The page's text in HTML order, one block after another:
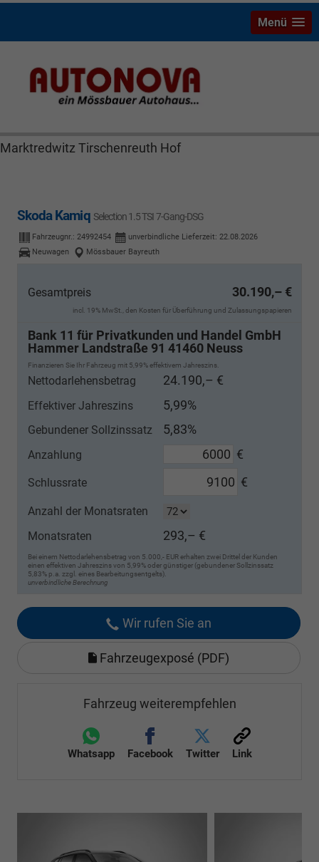
Skoda Kamiq Bayreuth Nützel Mössbauer Autonova
Brucker Räthel MGS Autohaus günstig Finanzierung
Marktredwitz Tirschenreuth Hof
Menü
Skoda Kamiq Selection 1.5 TSI 7-Gang-DSG
Fahrzeugnr.: 24992454 unverbindliche Lieferzeit: 22.08.2026
Neuwagen
Mössbauer Bayreuth
Gesamtpreis 30.190,– €
incl. 19% MwSt., den Kosten für Überführung und Zulassungspapieren
Bank 11 für Privatkunden und Handel GmbH
Hammer Landstraße 91 41460 Neuss
Finanzieren Sie Ihr Fahrzeug mit 5,99% effektivem Jahreszins.
Nettodarlehensbetrag 24.190,– €
Effektiver Jahreszins 5,99%
Gebundener Sollzinssatz 5,83%
Anzahlung €
Schlussrate €
Anzahl der Monatsraten
Monatsraten
293,– €
Bei einem Nettodarlehensbetrag von 5.000,- EUR erhalten zwei Drittel der Kunden
einen effektiven Jahreszins von 5,99% oder günstiger (gebundener Sollzinssatz
5,83% p.a. zzgl. eines Bearbeitungsentgelts).
unverbindliche Berechnung
Wir rufen Sie an
Fahrzeugexposé (PDF)
Fahrzeug weiterempfehlen
Whatsapp Facebook Twitter Link